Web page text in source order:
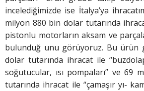
incelediğimizde ise İtalya’ya
milyon 880 bin dolar tutarında
pistonlu motorların aksam ve
bulunduğ unu görüyoruz. Bu ürün
dolar tutarında ihracat ile
soğutucular, ısı pompaları” ve 69
tutarında ihracat ile “çamaşır yı-